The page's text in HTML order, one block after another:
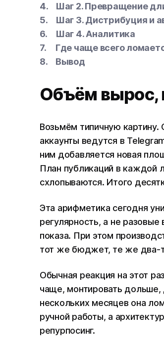
Шаг 2. Превращение
Шаг 3. Дистрибуция и
Шаг 4. Аналитика
Где чаще всего
Вывод
Объём вырос,
Возьмём типичную
аккаунты ведутся в
ним добавляется новая
План публикаций в каждой
схлопываются. Итого
Эта арифметика сегодня
регулярность, а не
показа. При этом
тот же бюджет, те же два-
Обычная реакция на этот
чаще, монтировать дольше,
нескольких месяцев она
ручной работы, а
репурпосинг.